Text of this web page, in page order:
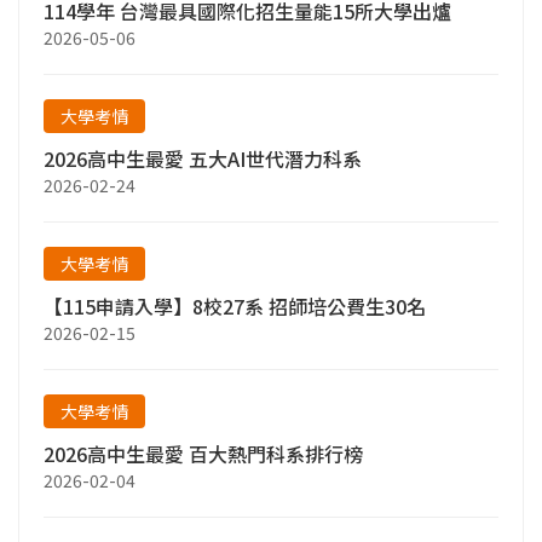
114學年 台灣最具國際化招生量能15所大學出爐
2026-05-06
大學考情
2026高中生最愛 五大AI世代潛力科系
2026-02-24
大學考情
【115申請入學】8校27系 招師培公費生30名
2026-02-15
大學考情
2026高中生最愛 百大熱門科系排行榜
2026-02-04